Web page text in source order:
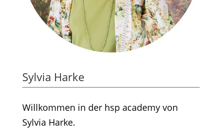
Sylvia Harke
Willkommen in der hsp academy von
Sylvia Harke.